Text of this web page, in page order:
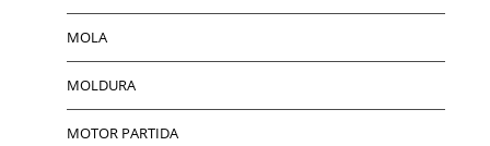
MOLA
MOLDURA
MOTOR PARTIDA